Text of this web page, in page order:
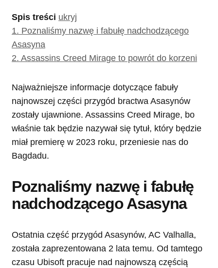
Spis treści ukryj
1. Poznaliśmy nazwę i fabułę nadchodzącego
Asasyna
2. Assassins Creed Mirage to powrót do korzeni
Najważniejsze informacje dotyczące fabuły
najnowszej części przygód bractwa Asasynów
zostały ujawnione. Assassins Creed Mirage, bo
właśnie tak będzie nazywał się tytuł, który będzie
miał premierę w 2023 roku, przeniesie nas do
Bagdadu.
Poznaliśmy nazwę i fabułę
nadchodzącego Asasyna
Ostatnia część przygód Asasynów, AC Valhalla,
została zaprezentowana 2 lata temu. Od tamtego
czasu Ubisoft pracuje nad najnowszą częścią